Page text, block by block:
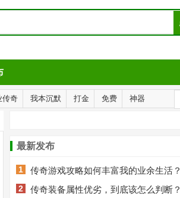
传奇 我本沉默 打金 免费 神器
最新发布
1 传奇游戏攻略如何丰富我的业余生活？
2 传奇装备属性优劣，到底该怎么判断？